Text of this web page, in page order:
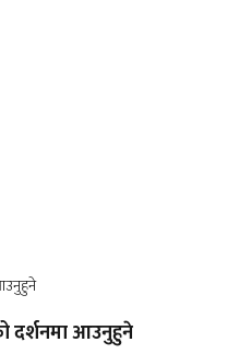
दर्शनमा आउनुहुने